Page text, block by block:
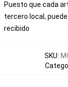
Puesto que cada
tercero local,
recibido
SKU: